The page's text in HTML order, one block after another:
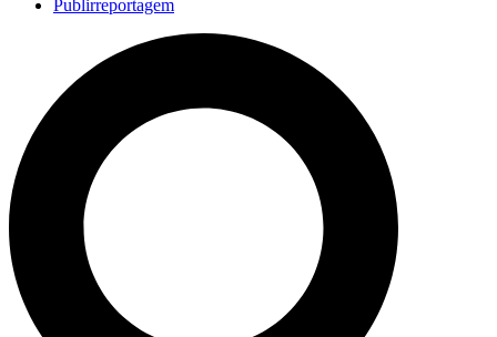
Publirreportagem